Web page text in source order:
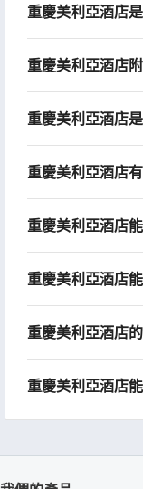
重慶美利亞酒店
重慶美利亞酒店
重慶美利亞酒店
重慶美利亞酒店
重慶美利亞酒店
重慶美利亞酒店
重慶美利亞酒店
重慶美利亞酒店